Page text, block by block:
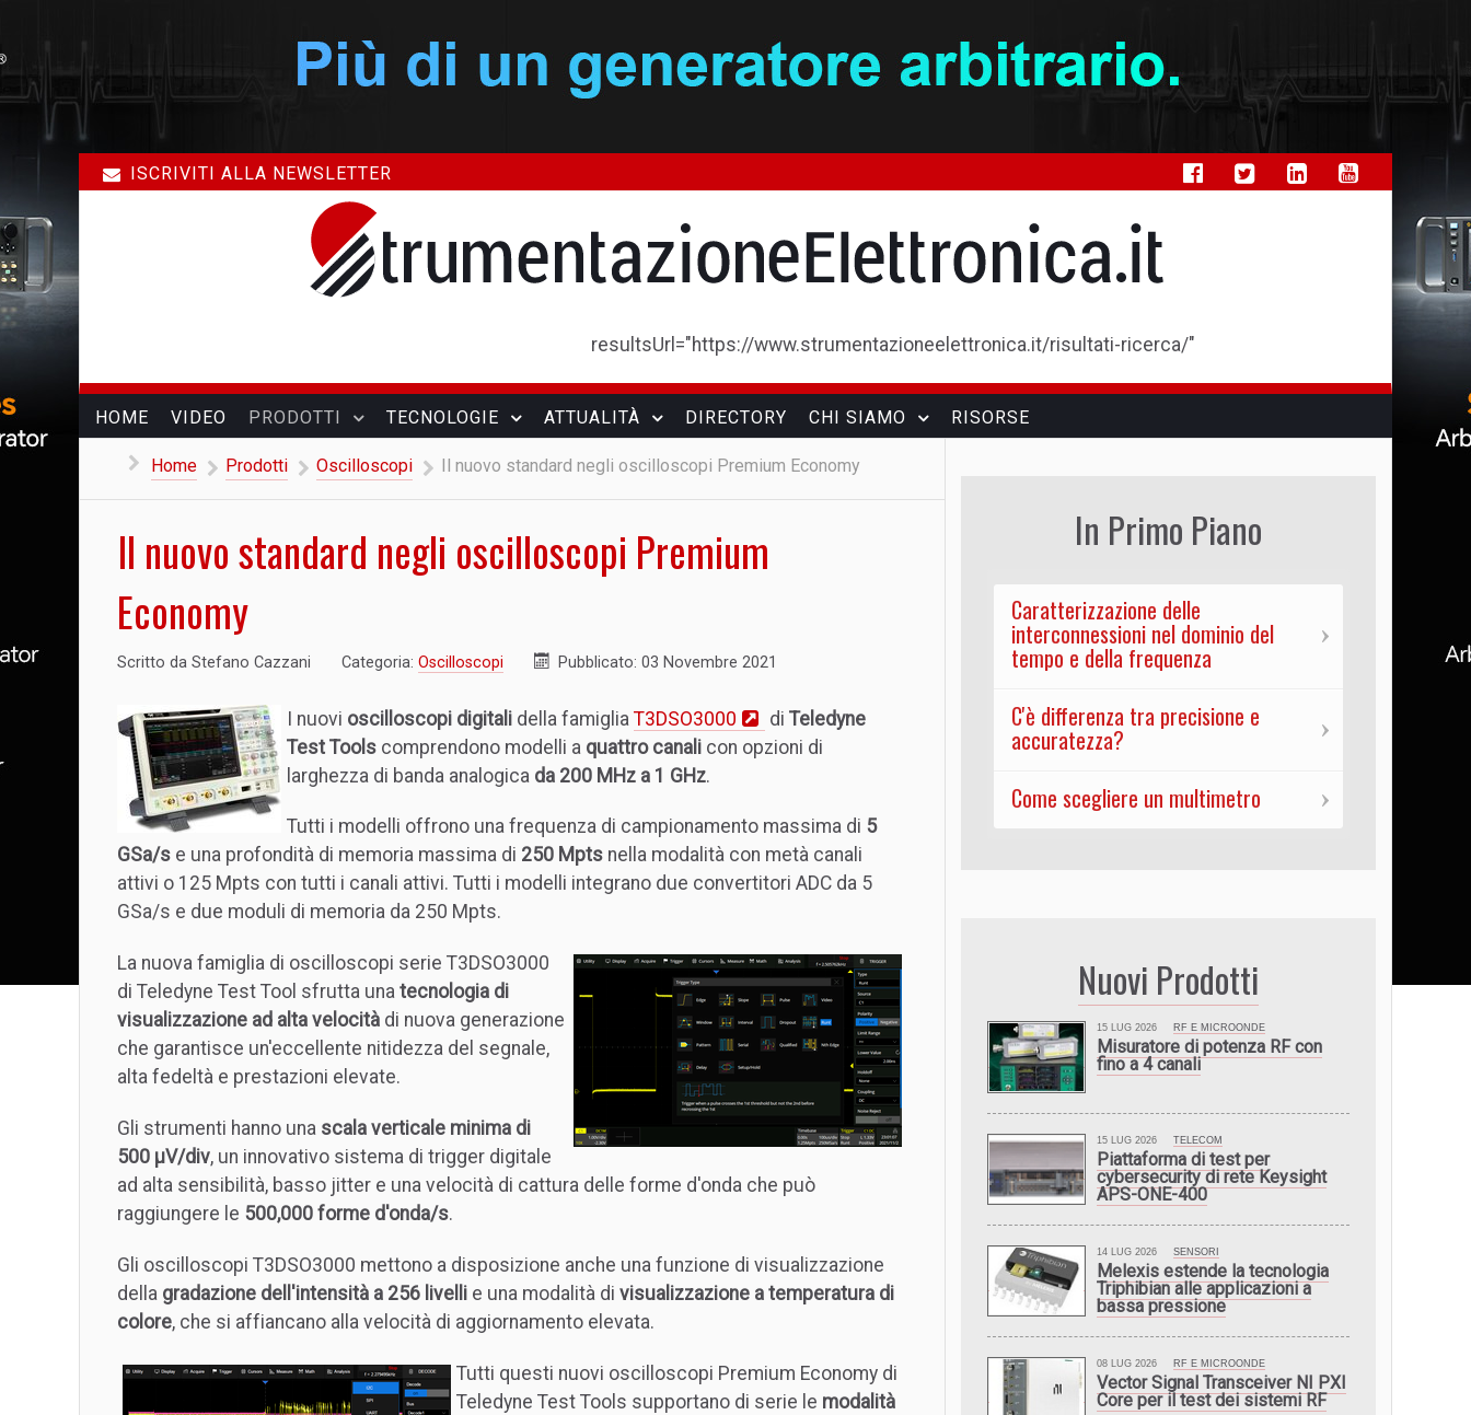
ISCRIVITI ALLA NEWSLETTER
resultsUrl="https://www.strumentazioneelettronica.it/risultati-ricerca/"
HOME VIDEO PRODOTTI TECNOLOGIE ATTUALITÀ DIRECTORY CHI SIAMO RISORSE
Home Prodotti Oscilloscopi Il nuovo standard negli oscilloscopi Premium Economy
Il nuovo standard negli oscilloscopi Premium
Economy
Scritto da Stefano Cazzani Categoria: Oscilloscopi Pubblicato: 03 Novembre 2021
I nuovi oscilloscopi digitali della famiglia T3DSO3000 di Teledyne
Test Tools comprendono modelli a quattro canali con opzioni di
larghezza di banda analogica da 200 MHz a 1 GHz.
Tutti i modelli offrono una frequenza di campionamento massima di 5
GSa/s e una profondità di memoria massima di 250 Mpts nella modalità con metà canali
attivi o 125 Mpts con tutti i canali attivi. Tutti i modelli integrano due convertitori ADC da 5
GSa/s e due moduli di memoria da 250 Mpts.
La nuova famiglia di oscilloscopi serie T3DSO3000
di Teledyne Test Tool sfrutta una tecnologia di
visualizzazione ad alta velocità di nuova generazione
che garantisce un'eccellente nitidezza del segnale,
alta fedeltà e prestazioni elevate.
Gli strumenti hanno una scala verticale minima di
500 μV/div, un innovativo sistema di trigger digitale
ad alta sensibilità, basso jitter e una velocità di cattura delle forme d'onda che può
raggiungere le 500,000 forme d'onda/s.
Gli oscilloscopi T3DSO3000 mettono a disposizione anche una funzione di visualizzazione
della gradazione dell'intensità a 256 livelli e una modalità di visualizzazione a temperatura di
colore, che si affiancano alla velocità di aggiornamento elevata.
Tutti questi nuovi oscilloscopi Premium Economy di
Teledyne Test Tools supportano di serie le modalità
In Primo Piano
Caratterizzazione delle
interconnessioni nel dominio del
tempo e della frequenza
C'è differenza tra precisione e
accuratezza?
Come scegliere un multimetro
Nuovi Prodotti
15 LUG 2026 RF E MICROONDE
Misuratore di potenza RF con
fino a 4 canali
15 LUG 2026 TELECOM
Piattaforma di test per
cybersecurity di rete Keysight
APS-ONE-400
14 LUG 2026 SENSORI
Melexis estende la tecnologia
Triphibian alle applicazioni a
bassa pressione
08 LUG 2026 RF E MICROONDE
Vector Signal Transceiver NI PXI
Core per il test dei sistemi RF